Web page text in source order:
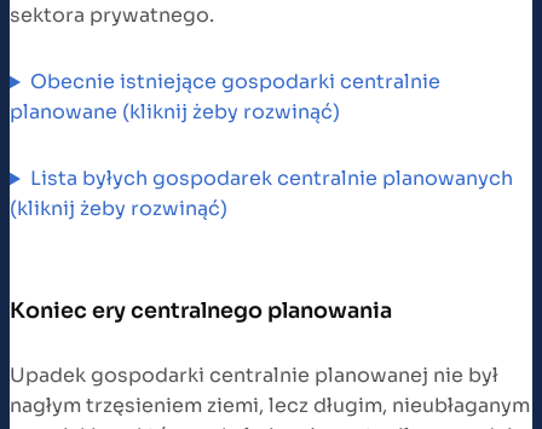
sektora prywatnego.
Obecnie istniejące gospodarki centralnie
planowane (kliknij żeby rozwinąć)
Lista byłych gospodarek centralnie planowanych
(kliknij żeby rozwinąć)
Koniec ery centralnego planowania
Upadek gospodarki centralnie planowanej nie był
nagłym trzęsieniem ziemi, lecz długim, nieubłaganym